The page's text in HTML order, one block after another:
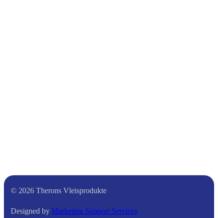
© 2026 Therons Vleisprodukte
Designed by Marketing Support Services